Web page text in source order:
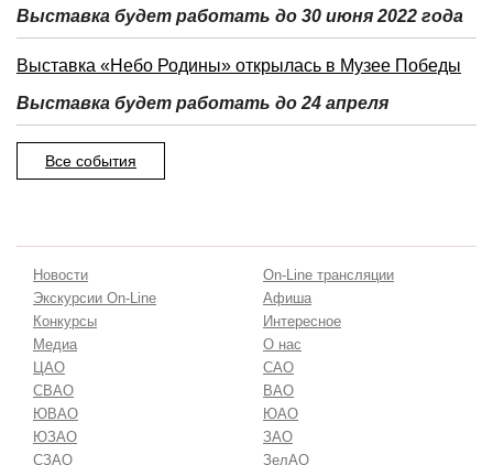
Выставка будет работать до 30 июня 2022 года
Выставка «Небо Родины» открылась в Музее Победы
Выставка будет работать до 24 апреля
Все события
Новости
On-Line трансляции
Экскурсии On-Line
Афиша
Конкурсы
Интересное
Медиа
О нас
ЦАО
САО
СВАО
ВАО
ЮВАО
ЮАО
ЮЗАО
ЗАО
СЗАО
ЗелАО